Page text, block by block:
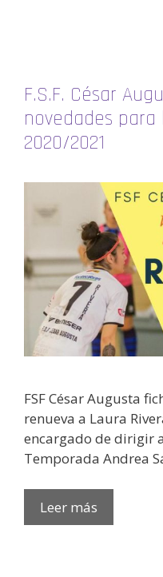
F.S.F. César
novedades para
2020/2021
FSF César Augusta
renueva a Laura
encargado de dirigir
Temporada Andrea
Leer más